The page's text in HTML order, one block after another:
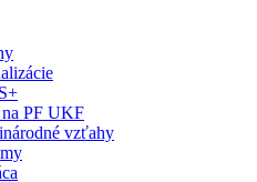
PF UKF
vzťahy